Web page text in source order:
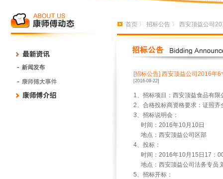
首页 〉 招标公告 〉 西安顶益公司
[招标公告] 西安顶益公司2016年6
[2016-09-22]
1、招标项目：西安顶益食品有限
2、合格投标商资格要求：证照齐
3、招标说明会：
时间： 2016年10月 10日
地点：西安顶益公司区部
4、投标：
时间： 2016年10月 15 日 17 ：
地点：西安顶益公司法务专员
5、招标开标：